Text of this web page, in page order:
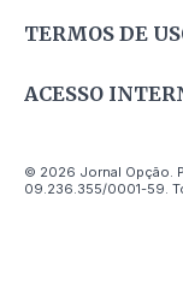
TERMOS DE
ACESSO
© 2026 Jornal Opção.
09.236.355/0001-59.